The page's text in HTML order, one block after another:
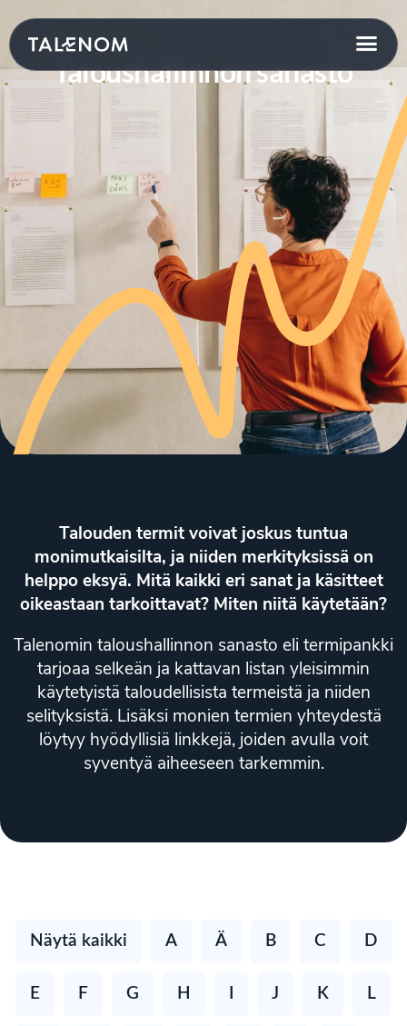
Taloushallinnon sanasto​
Talouden termit voivat joskus tuntua
monimutkaisilta, ja niiden merkityksissä on
helppo eksyä. Mitä kaikki eri sanat ja käsitteet
oikeastaan tarkoittavat? Miten niitä käytetään?
Talenomin taloushallinnon sanasto eli termipankki
tarjoaa selkeän ja kattavan listan yleisimmin
käytetyistä taloudellisista termeistä ja niiden
selityksistä. Lisäksi monien termien yhteydestä
löytyy hyödyllisiä linkkejä, joiden avulla voit
syventyä aiheeseen tarkemmin.
Näytä kaikki A Ä B C D
E F G H J K L